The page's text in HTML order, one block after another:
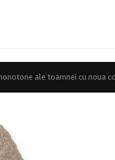
ale toamnei cu noua